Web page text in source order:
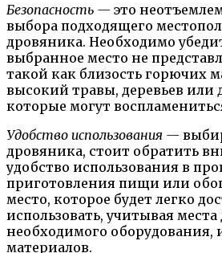
Безопасность — это
выбора подходящего
дровяника. Необходимо
выбранное место не
такой как близость горючих
высокий травы, деревьев или
которые могут
Удобство использования —
дровяника, стоит обратить
удобство использования в
приготовления пищи или
место, которое будет легко
использовать, учитывая
необходимого оборудования,
материалов.